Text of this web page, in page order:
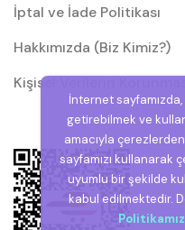
İptal ve İade Politikası
Hakkımızda (Biz Kimiz?)
Kişisel Verilerin
İnternet sayfamızda,
getirebilmek ve
amacıyla
sayfamızı kullanarak
uyumlu bir şekilde
kabul edilmektedir.